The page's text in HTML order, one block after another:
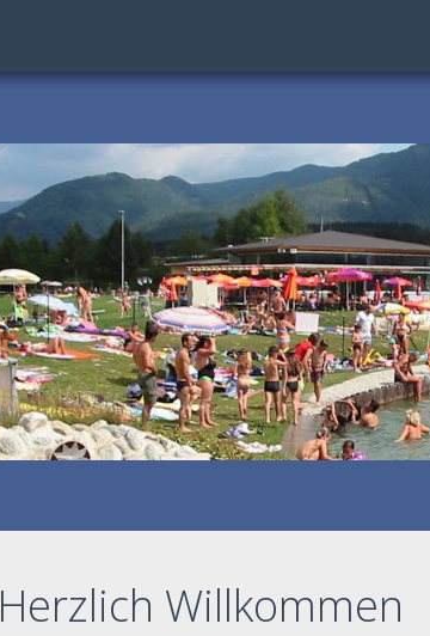
Herzlich Willkommen